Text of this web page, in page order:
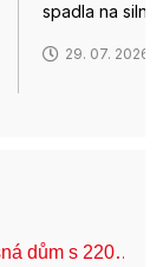
spadla na
29. 07. 2026
dům s 220…